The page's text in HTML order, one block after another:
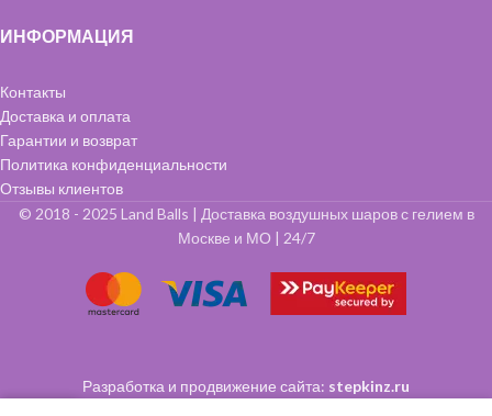
ИНФОРМАЦИЯ
Контакты
Доставка и оплата
Гарантии и возврат
Политика конфиденциальности
Отзывы клиентов
© 2018 - 2025 Land Balls | Доставка воздушных шаров с гелием в
Москве и МО | 24/7
Разработка и продвижение сайта: stepkinz.ru